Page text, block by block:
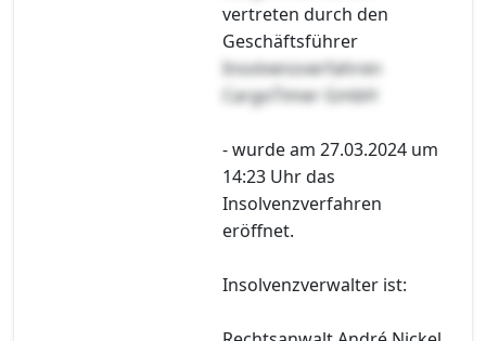
vertreten durch den
Geschäftsführer
Insolvenzverfahren
CargoTimer GmbH
- wurde am 27.03.2024 um
14:23 Uhr das
Insolvenzverfahren
eröffnet.
Insolvenzverwalter ist: